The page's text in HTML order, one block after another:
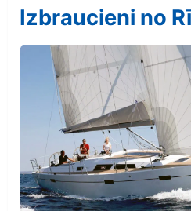
Izbraucieni no